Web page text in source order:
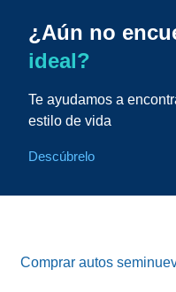
¿Aún no
ideal?
Te ayudamos a
estilo de vida
Descúbrelo
Comprar autos